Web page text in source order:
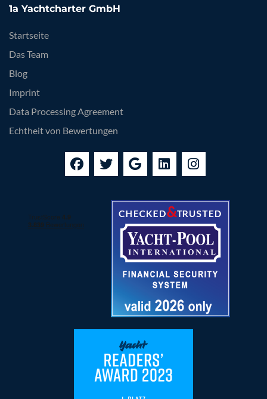
1a Yachtcharter GmbH
Startseite
Das Team
Blog
Imprint
Data Processing Agreement
Echtheit von Bewertungen